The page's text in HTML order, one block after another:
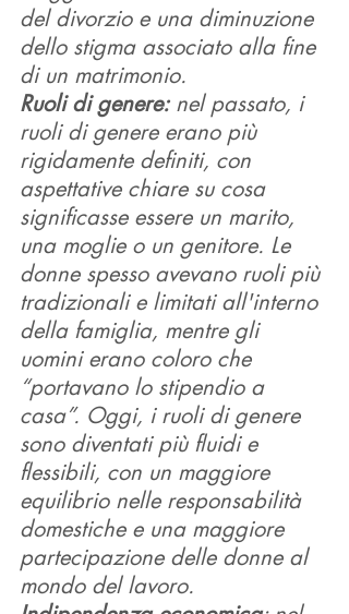
del divorzio e una diminuzione
dello stigma associato alla fine
di un matrimonio.
Ruoli di genere: nel passato, i
ruoli di genere erano più
rigidamente definiti, con
aspettative chiare su cosa
significasse essere un marito,
una moglie o un genitore. Le
donne spesso avevano ruoli più
tradizionali e limitati all'interno
della famiglia, mentre gli
uomini erano coloro che
“portavano lo stipendio a
casa”. Oggi, i ruoli di genere
sono diventati più fluidi e
flessibili, con un maggiore
equilibrio nelle responsabilità
domestiche e una maggiore
partecipazione delle donne al
mondo del lavoro.